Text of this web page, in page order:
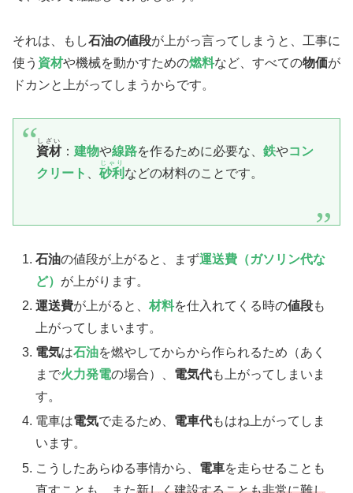
それは、もし​石油の値段が上がっ言ってしまうと、工事に
使う 資材や機械を動かすための燃料など、すべての物価が
ドカンと上がってしまうからです。
資材
しざい
： 建物や線路を作るために必要な、 鉄やコン
クリート
砂利
じゃり
などの材料のことです。
石油の値段が上がると、まず運送費（ガソリン代な
ど） が上がります。
運送費が上がると、材料を仕入れてくる時の値段も
上がってしまいます。
電気は石油を燃やしてからから作られるため（あく
まで火力発電の場合）、 電気代も上がってしまいま
す。
電車は電気で走るため、 電車代もはね上がってしま
います。
こうしたあらゆる事情から、 電車を走らせることも
直すことも、また新しく建設することも非常に難し